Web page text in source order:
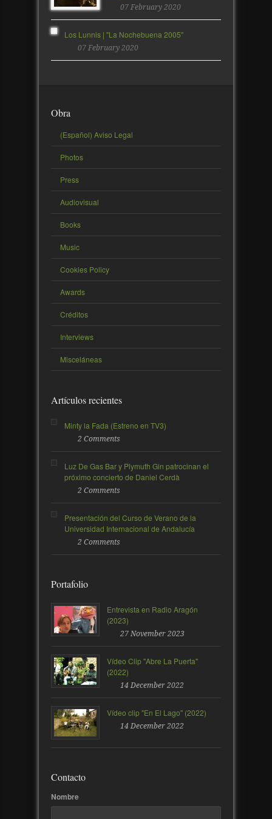
07 February 2020
Los Lunnis | "La Nochebuena 2005"
07 February 2020
Obra
(Español) Aviso Legal
Photos
Press
Audiovisual
Books
Music
Cookies Policy
Awards
Créditos
Interviews
Misceláneas
Artículos recientes
Minty la Fada (Estreno en TV3)
2 Comments
Luz De Gas Bar y Plymuth Gin patrocinan el
próximo concierto de Daniel Cerdà
2 Comments
Presentación del Curso de Verano de la
Universidad Internacional de Andalucía
2 Comments
Portafolio
Entrevista en Radio Aragón
(2023)
27 November 2023
Vídeo Clip "Abre La Puerta"
(2022)
14 December 2022
Vídeo clip "En El Lago" (2022)
14 December 2022
Contacto
Nombre